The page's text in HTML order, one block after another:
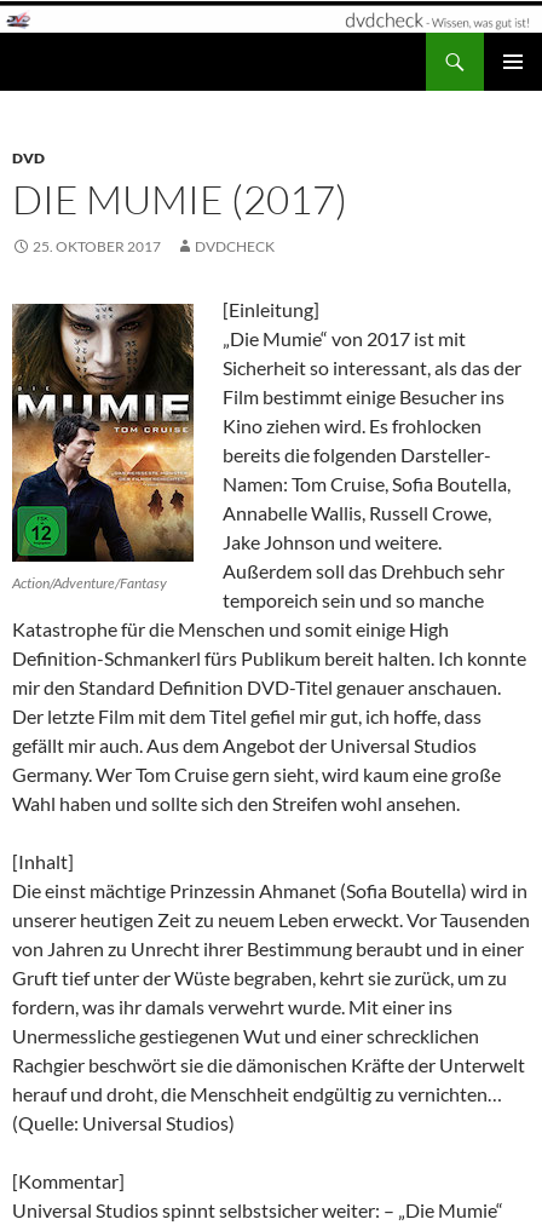
Zum
DVD
DIE MUMIE (2017)
25. OKTOBER 2017 DVDCHECK
Action/Adventure/Fantasy
[Einleitung]
„Die Mumie“ von 2017 ist mit
Sicherheit so interessant, als das der
Film bestimmt einige Besucher ins
Kino ziehen wird. Es frohlocken
bereits die folgenden Darsteller-
Namen: Tom Cruise, Sofia Boutella,
Annabelle Wallis, Russell Crowe,
Jake Johnson und weitere.
Außerdem soll das Drehbuch sehr
temporeich sein und so manche
Katastrophe für die Menschen und somit einige High
Definition-Schmankerl fürs Publikum bereit halten. Ich konnte
mir den Standard Definition DVD-Titel genauer anschauen.
Der letzte Film mit dem Titel gefiel mir gut, ich hoffe, dass
gefällt mir auch. Aus dem Angebot der Universal Studios
Germany. Wer Tom Cruise gern sieht, wird kaum eine große
Wahl haben und sollte sich den Streifen wohl ansehen.
[Inhalt]
Die einst mächtige Prinzessin Ahmanet (Sofia Boutella) wird in
unserer heutigen Zeit zu neuem Leben erweckt. Vor Tausenden
von Jahren zu Unrecht ihrer Bestimmung beraubt und in einer
Gruft tief unter der Wüste begraben, kehrt sie zurück, um zu
fordern, was ihr damals verwehrt wurde. Mit einer ins
Unermessliche gestiegenen Wut und einer schrecklichen
Rachgier beschwört sie die dämonischen Kräfte der Unterwelt
herauf und droht, die Menschheit endgültig zu vernichten…
(Quelle: Universal Studios)
[Kommentar]
Universal Studios spinnt selbstsicher weiter: – „Die Mumie“